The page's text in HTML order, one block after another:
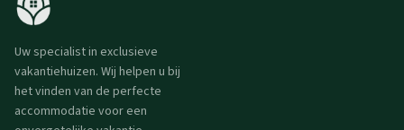
Uw specialist in exclusieve
vakantiehuizen. Wij helpen u bij
het vinden van de perfecte
accommodatie voor een